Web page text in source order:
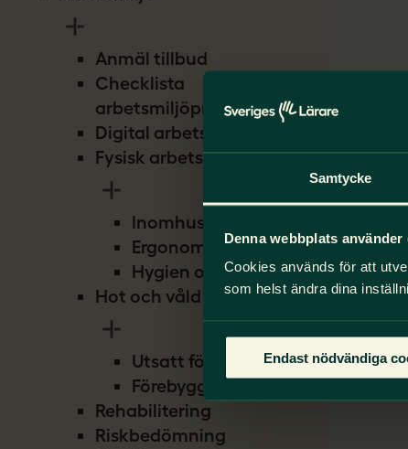
Samtycke
Denna webbplats använder
Cookies används för att
som helst ändra dina
Endast nödvändiga
Anmäl tillbud
Checklista
arbetsmiljöproblem
Digital arbetsmiljö
Fysisk arbetsmiljö
Inomhusmiljö
Ergonomi
Hygien och smitta
Hot och våld
Utsatt för hot
Förebygg hot
Rehabilitering
Riskbedömning